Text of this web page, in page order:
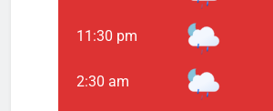
11:30 pm
2:30 am